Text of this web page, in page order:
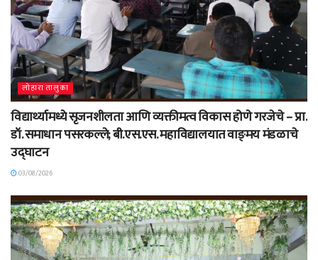
लोहारा तालुका
विद्यार्थ्यामध्ये सृजनशीलता आणि व्यक्तीमत्व विकास होणे गरजेचे – प्रा.
डॉ. समाधान पसरकल्ले; बी.एस.एस. महाविद्यालयात वाङ्‌मय मंडळाचे
उद्घाटन
03/08/2026